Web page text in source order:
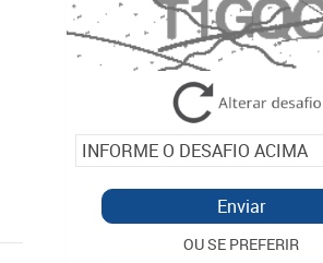
Enviar
OU SE PREFERIR